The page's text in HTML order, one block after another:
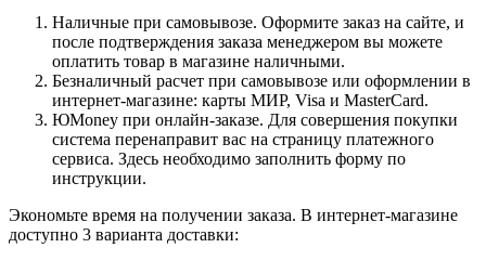
Наличные при самовывозе. Оформите заказ на сайте, и
после подтверждения заказа менеджером вы можете
оплатить товар в магазине наличными.
Безналичный расчет при самовывозе или оформлении в
интернет-магазине: карты МИР, Visa и MasterCard.
ЮMoney при онлайн-заказе. Для совершения покупки
система перенаправит вас на страницу платежного
сервиса. Здесь необходимо заполнить форму по
инструкции.
Экономьте время на получении заказа. В интернет-магазине
доступно 3 варианта доставки: